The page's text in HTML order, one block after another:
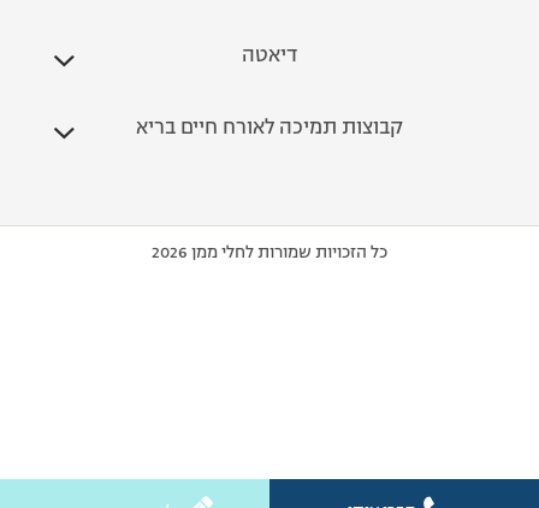
דיאטה
קבוצות תמיכה לאורח חיים בריא
כל הזכויות שמורות לחלי ממן 2026